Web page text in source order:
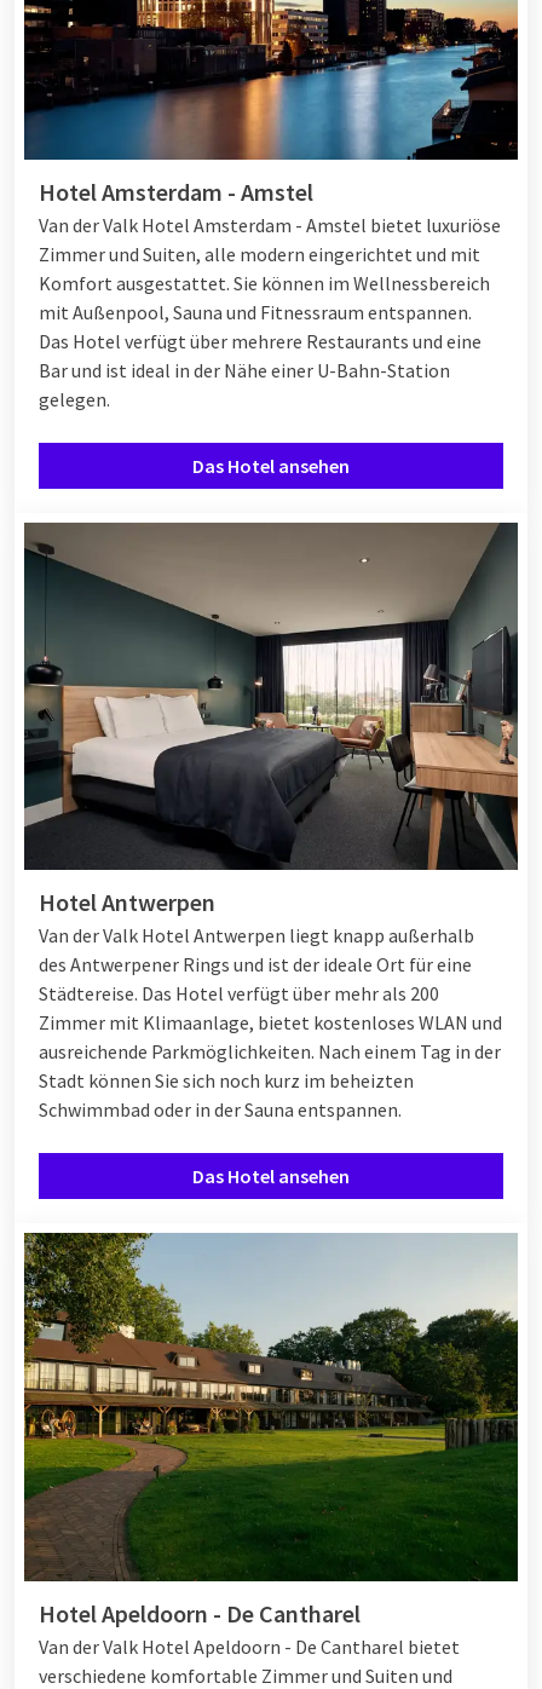
Hotel Amsterdam - Amstel
Van der Valk Hotel Amsterdam - Amstel bietet luxuriöse
Zimmer und Suiten, alle modern eingerichtet und mit
Komfort ausgestattet. Sie können im Wellnessbereich
mit Außenpool, Sauna und Fitnessraum entspannen.
Das Hotel verfügt über mehrere Restaurants und eine
Bar und ist ideal in der Nähe einer U-Bahn-Station
gelegen.
Das Hotel ansehen
Hotel Antwerpen
Van der Valk Hotel Antwerpen liegt knapp außerhalb
des Antwerpener Rings und ist der ideale Ort für eine
Städtereise. Das Hotel verfügt über mehr als 200
Zimmer mit Klimaanlage, bietet kostenloses WLAN und
ausreichende Parkmöglichkeiten. Nach einem Tag in der
Stadt können Sie sich noch kurz im beheizten
Schwimmbad oder in der Sauna entspannen.
Das Hotel ansehen
Hotel Apeldoorn - De Cantharel
Van der Valk Hotel Apeldoorn - De Cantharel bietet
verschiedene komfortable Zimmer und Suiten und